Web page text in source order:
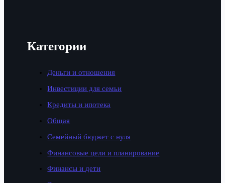
Категории
Деньги и отношения
Инвестиции для семьи
Кредиты и ипотека
Общая
Семейный бюджет с нуля
Финансовые цели и планирование
Финансы и дети